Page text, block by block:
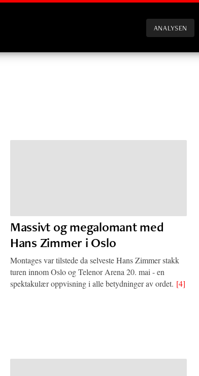
ANALYSEN
Massivt og megalomant med
Hans Zimmer i Oslo
Montages var tilstede da selveste Hans Zimmer stakk
turen innom Oslo og Telenor Arena 20. mai - en
spektakulær oppvisning i alle betydninger av ordet. [4]